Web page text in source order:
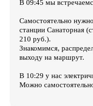
В 09:45 мы
Самостоятельно
станции Санаторная
210 руб.).
Знакомимся,
выходу на маршрут.
В 10:29 у нас
Можно